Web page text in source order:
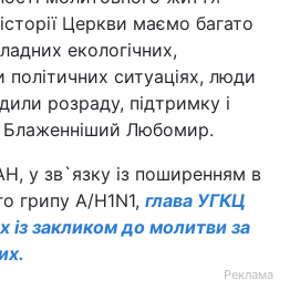
Церкви маємо багато
екологічних,
політичних ситуаціях, люди
розраду, підтримку і
Блаженніший Любомир.
у зв`язку із поширенням в
грипу А/H1N1, глава УГКЦ
із закликом до молитви за
Реклама